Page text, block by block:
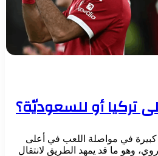
تركيا أو للسعوديّة؟
في مواصلة اللعب في أعلى
وهو ما قد يمهد الطريق لانتقال